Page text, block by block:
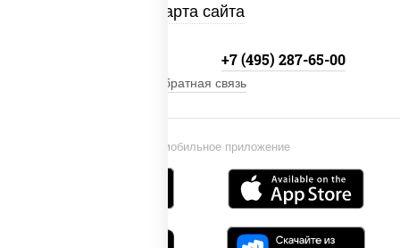
Карта сайта
Установи мобильное приложение
+7 (495) 287-65-00
Обратная связь